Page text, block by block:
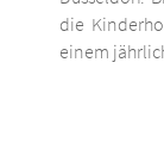
die
einem